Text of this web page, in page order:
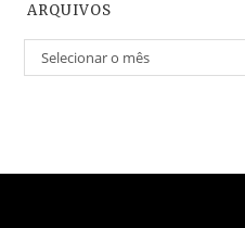
ARQUIVOS
Selecionar o mês